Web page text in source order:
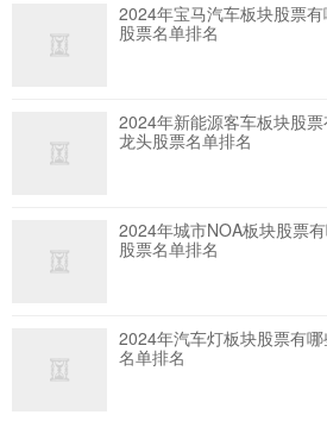
2024年宝马汽车板块股票
股票名单排名
2024年新能源客车板块股
龙头股票名单排名
2024年城市NOA板块股票
股票名单排名
2024年汽车灯板块股票有
名单排名